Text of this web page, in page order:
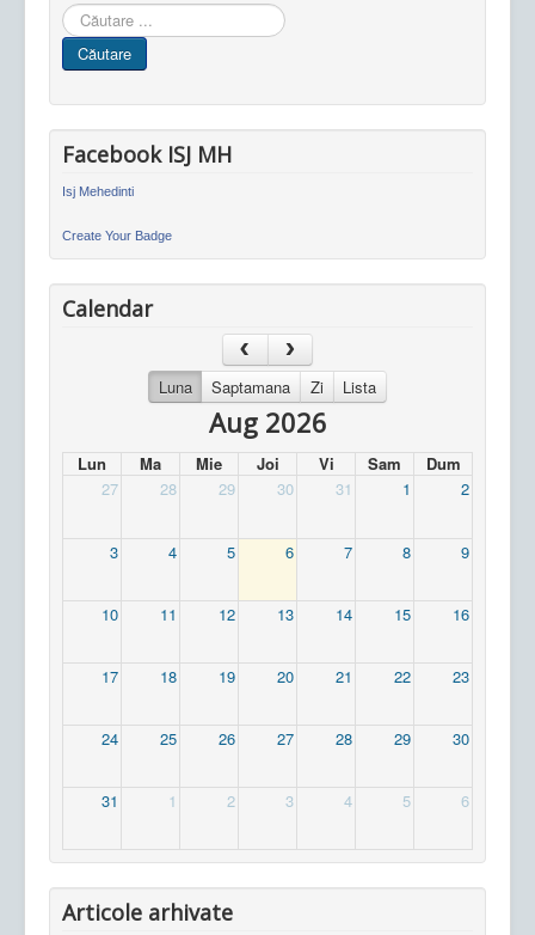
Cauta
in
site
Căutare
Facebook ISJ MH
Isj Mehedinti
Create Your Badge
Calendar
Luna Saptamana Zi Lista
Aug 2026
Lun Ma Mie Joi Vi Sam
Dum
27
28 29 30 31 1 2
3 4 5 6 7 8 9
10 11 12 13 14 15 16
17 18 19 20 21 22 23
24 25 26 27 28 29 30
31 1 2 3 4 5 6
Articole arhivate